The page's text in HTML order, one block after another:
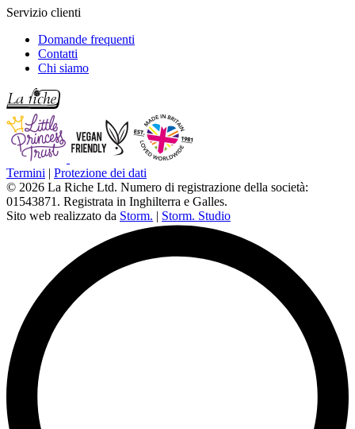
Servizio clienti
Domande frequenti
Contatti
Chi siamo
Termini | Protezione dei dati
© 2026 La Riche Ltd. Numero di registrazione della società:
01543871. Registrata in Inghilterra e Galles.
Sito web realizzato da Storm. | Storm. Studio